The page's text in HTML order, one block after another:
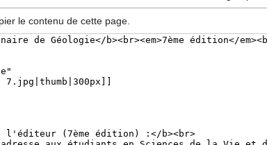
le contenu de cette page.